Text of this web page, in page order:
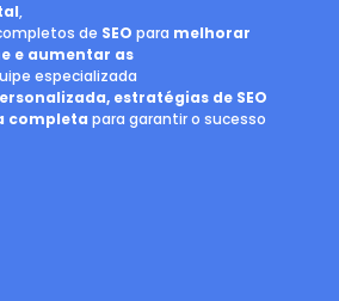
,
de SEO para melhorar
e aumentar as
especializada
estratégias de SEO
completa para garantir o sucesso